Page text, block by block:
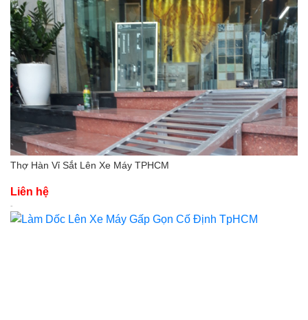
Thợ Hàn Vỉ Sắt Lên Xe Máy TPHCM
Liên hệ
-